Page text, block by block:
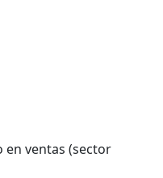
en ventas (sector